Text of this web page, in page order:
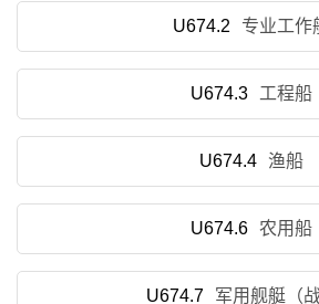
U674.2 专业工作
U674.3 工程船
U674.4 渔船
U674.6 农用船
U674.7 军用舰艇（战